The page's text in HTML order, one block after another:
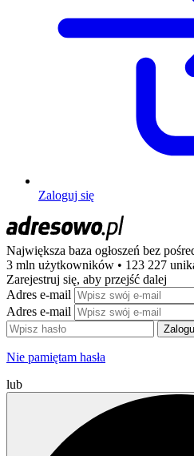
Zaloguj się
Największa baza ogłoszeń bez
3 mln użytkowników • 123 227
Zarejestruj się, aby przejść dalej
Adres e-mail
Adres e-mail
Nie pamiętam hasła
lub